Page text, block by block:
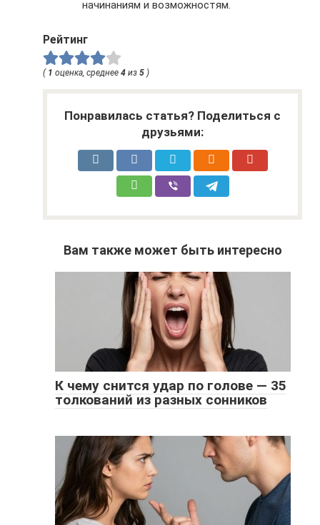
начинаниям и возможностям.
Рейтинг
( 1 оценка, среднее 4 из 5 )
Понравилась статья? Поделиться с
друзьями:
Вам также может быть интересно
К чему снится удар по голове — 35
толкований из разных сонников